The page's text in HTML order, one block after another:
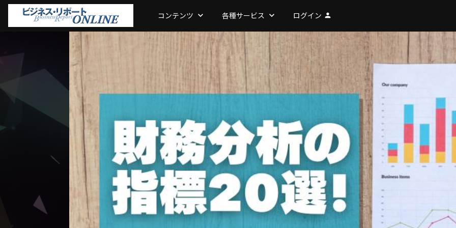
コンテンツ keyboard_arrow_down 各種サービス keyboard_arrow_down ログイン person